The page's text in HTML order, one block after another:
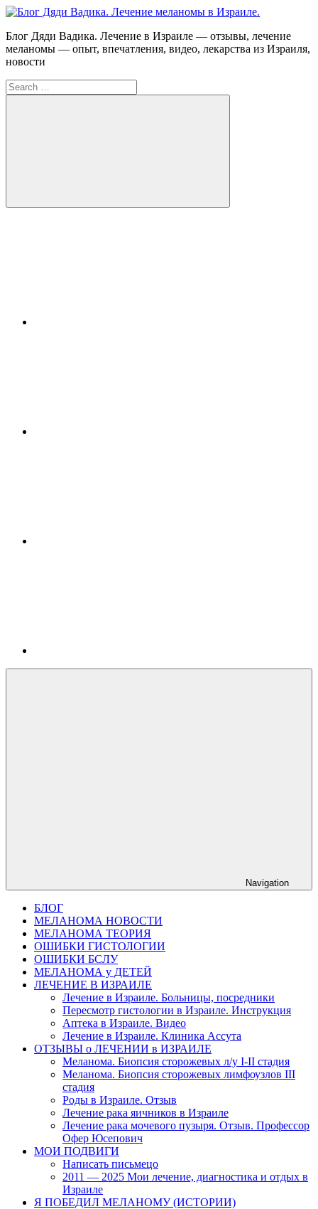
Skip
content
Блог
Дяди
Вадика.
меланомы
в
Блог Дяди Вадика. Лечение в Израиле — отзывы, лечение
меланомы — опыт, впечатления, видео, лекарства из Израиля,
новости
Search
for:
Search
Navigation
БЛОГ
МЕЛАНОМА НОВОСТИ
МЕЛАНОМА ТЕОРИЯ
ОШИБКИ ГИСТОЛОГИИ
ОШИБКИ БСЛУ
МЕЛАНОМА у ДЕТЕЙ
ЛЕЧЕНИЕ В ИЗРАИЛЕ
Лечение в Израиле. Больницы, посредники
Пересмотр гистологии в Израиле. Инструкция
Аптека в Израиле. Видео
Лечение в Израиле. Клиника Ассута
ОТЗЫВЫ о ЛЕЧЕНИИ в ИЗРАИЛЕ
Меланома. Биопсия сторожевых л/у I-II стадия
Меланома. Биопсия сторожевых лимфоузлов III
стадия
Роды в Израиле. Отзыв
Лечение рака яичников в Израиле
Лечение рака мочевого пузыря. Отзыв. Профессор
Офер Юсепович
МОИ ПОДВИГИ
Написать письмецо
2011 — 2025 Мои лечение, диагностика и отдых в
Израиле
Я ПОБЕДИЛ МЕЛАНОМУ (ИСТОРИИ)